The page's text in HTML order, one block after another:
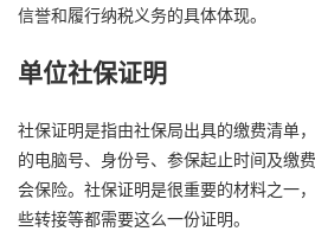
信誉和履行纳税义务的具体体现。
单位社保证明
社保证明是指由社保局出具的缴费清单
的电脑号、身份号、参保起止时间及缴
会保险。社保证明是很重要的材料之一
些转接等都需要这么一份证明。